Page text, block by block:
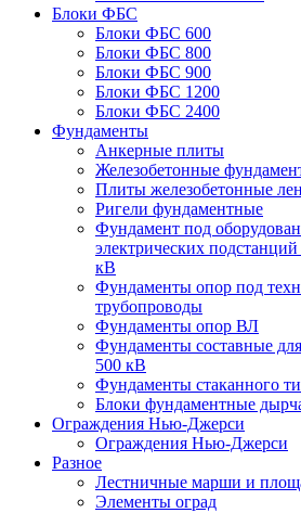
Блоки ФБС
Блоки ФБС 600
Блоки ФБС 800
Блоки ФБС 900
Блоки ФБС 1200
Блоки ФБС 2400
Фундаменты
Анкерные плиты
Железобетонные
Плиты железобетонные
Ригели фундаментные
Фундамент под
электрических
кВ
Фундаменты опор под
трубопроводы
Фундаменты опор ВЛ
Фундаменты составные
500 кВ
Фундаменты стаканного
Блоки фундаментные
Ограждения Нью-Джерси
Ограждения Нью-Джерси
Разное
Лестничные марши и
Элементы оград